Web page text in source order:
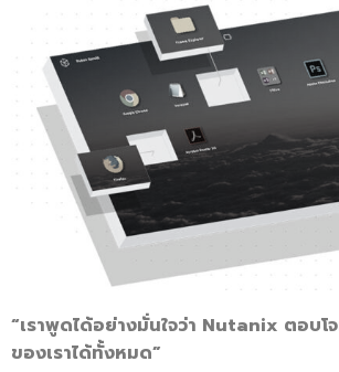
“เราพูดได้อย่างมั่นใจว่า Nutanix ตอบโ
ของเราได้ทั้งหมด”